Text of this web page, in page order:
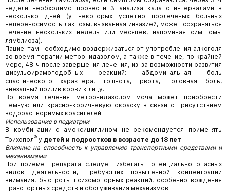
недели необходимо провести 3 анализа кала с интервалами в
несколько дней (у некоторых успешно пролеченых больных
непереносимость лактозы, вызванная инвазией, может сохраняться
течение нескольких недель или месяцев, напоминая симптомы
лямблиоза).
Пациентам необходимо воздерживаться от употребления алкоголя
во время терапии метронидазолом, а также в течение, по крайней
мере, 48 ч после завершения лечения, из-за возможности развития
дисульфирамоподобных реакций: абдоминальная боль
спастического характера, тошнота, рвота, головная боль,
внезапный прилив крови к лицу.
Во время лечения метронидазолом моча может приобрести
темную или красно-коричневую окраску в связи с присутствием
водорастворимых красителей.
Использование в педиатрии
В комбинации с амоксициллином не рекомендуется применять
Трихопол® у детей и подростков в возрасте до 18 лет.
Влияние на способность к управлению транспортными средствами и
механизмами
При приеме препарата следует избегать потенциально опасных
видов деятельности, требующих повышенной концентрации
внимания, быстроты психомоторных реакций, особенно вождения
транспортных средств и обслуживания механизмов.